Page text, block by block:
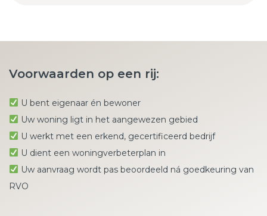
Voorwaarden op een rij:
U bent eigenaar én bewoner
Uw woning ligt in het aangewezen gebied
U werkt met een erkend, gecertificeerd bedrijf
U dient een woningverbeterplan in
Uw aanvraag wordt pas beoordeeld ná goedkeuring van
RVO